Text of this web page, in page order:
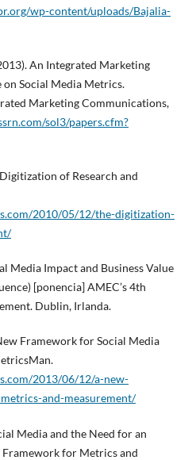
wp-content/uploads/Bajalia-
An Integrated Marketing
Social Media Metrics.
Marketing Communications,
sol3/papers.cfm?
of Research and
2010/05/12/the-digitization-
Media Impact and Business Value
[ponencia] AMEC’s 4th
Dublin, Irlanda.
Framework for Social Media
2013/06/12/a-new-
and-measurement/
Media and the Need for an
for Metrics and